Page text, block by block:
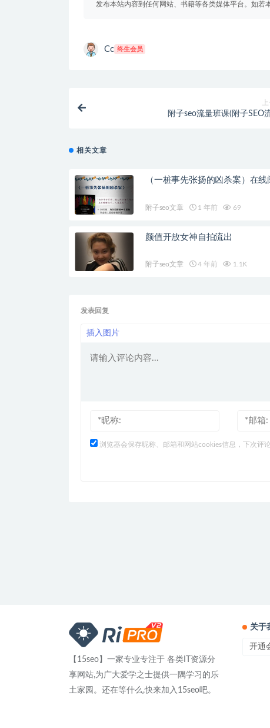
发布本站内容到任何网站、书籍等各类媒体平台。如若
Cc 终生会员
附子seo流量班课(附子SEO
相关文章
（一桩事先张扬的凶杀案）在线
附子seo文章 1 年前 69
颜值开放女神自拍流出
附子seo文章 4 年前 1.1K
发表回复
插入图片
浏览器会保存昵称、邮箱和网站cookies信息，下次评论
【15seo】一家专业专注于 各类IT资源分
享网站,为广大爱学之士提供一隅学习的乐
土家园。还在等什么,快来加入15seo吧。
关于
开通